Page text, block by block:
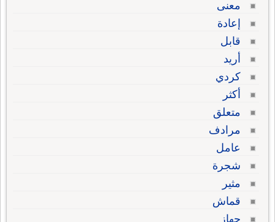
معنى
إعادة
قابل
أريد
كردي
أكثر
متعلق
مرادف
عامل
شجرة
مثير
قماش
جهاز